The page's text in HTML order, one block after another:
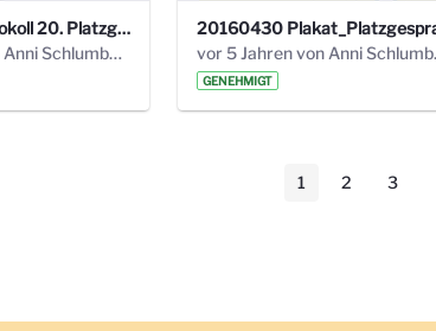
20180202 Protokoll 20. Platzgespräche FLW. .pdf
vor 5 Jahren von Anni Schlumberger
vor
GENEHMIGT
Seite
1 Seite
2 Seite
3